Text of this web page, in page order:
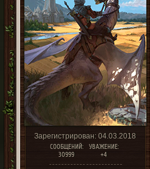
Зарегистрирован: 04.03.2018
СООБЩЕНИЙ:
30999
УВАЖЕНИЕ:
+4